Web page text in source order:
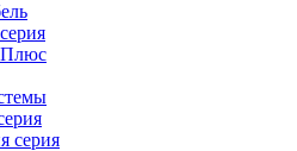
серия